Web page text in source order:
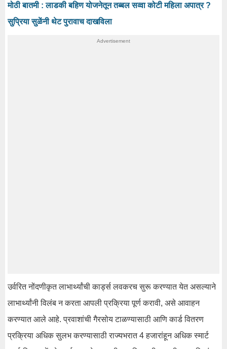
मोठी बातमी : लाडकी बहिण योजनेतून तब्बल सव्वा कोटी महिला अपात्र ?
सुप्रिया सुळेंनी थेट पुरावाच दाखविला
उर्वरित नोंदणीकृत लाभार्थ्यांची कार्ड्स लवकरच सुरू करण्यात येत असल्याने
लाभार्थ्यांनी विलंब न करता आपली प्रक्रिया पूर्ण करावी, असे आवाहन
करण्यात आले आहे. प्रवाशांची गैरसोय टाळण्यासाठी आणि कार्ड वितरण
प्रक्रिया अधिक सुलभ करण्यासाठी राज्यभरात 4 हजारांहून अधिक स्मार्ट